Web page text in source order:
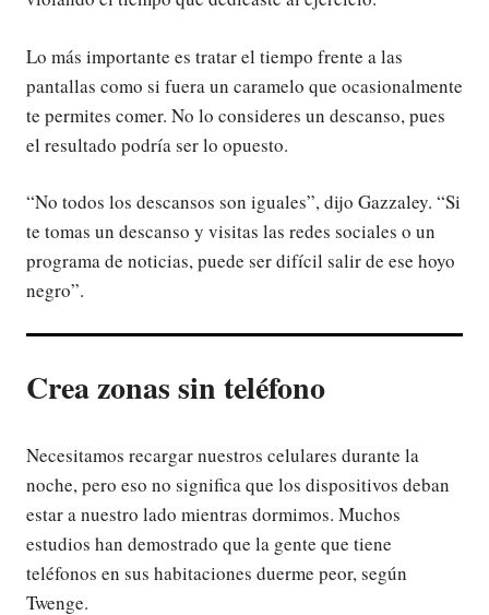
Lo más importante es tratar el tiempo frente a las
pantallas como si fuera un caramelo que ocasionalmente
te permites comer. No lo consideres un descanso, pues
el resultado podría ser lo opuesto.
“No todos los descansos son iguales”, dijo Gazzaley. “Si
te tomas un descanso y visitas las redes sociales o un
programa de noticias, puede ser difícil salir de ese hoyo
negro”.
Crea zonas sin teléfono
Necesitamos recargar nuestros celulares durante la
noche, pero eso no significa que los dispositivos deban
estar a nuestro lado mientras dormimos. Muchos
estudios han demostrado que la gente que tiene
teléfonos en sus habitaciones duerme peor, según
Twenge.